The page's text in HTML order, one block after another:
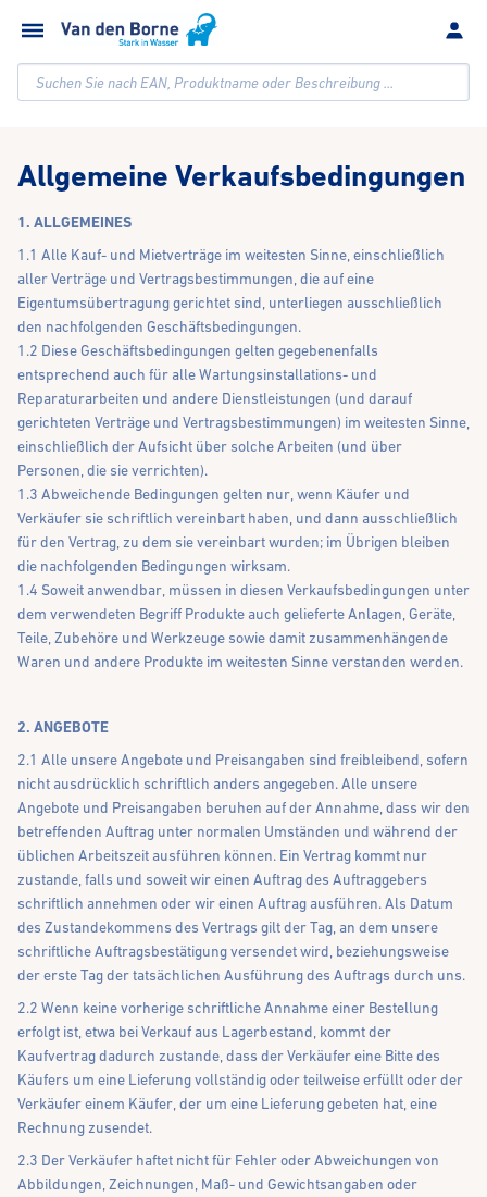
Suchen Sie nach EAN, Produktname oder Beschreibung ...
Allgemeine Verkaufsbedingungen
1. ALLGEMEINES
1.1 Alle Kauf- und Mietverträge im weitesten Sinne, einschließlich
aller Verträge und Vertragsbestimmungen, die auf eine
Eigentumsübertragung gerichtet sind, unterliegen ausschließlich
den nachfolgenden Geschäftsbedingungen.
1.2 Diese Geschäftsbedingungen gelten gegebenenfalls
entsprechend auch für alle Wartungsinstallations- und
Reparaturarbeiten und andere Dienstleistungen (und darauf
gerichteten Verträge und Vertragsbestimmungen) im weitesten Sinne,
einschließlich der Aufsicht über solche Arbeiten (und über
Personen, die sie verrichten).
1.3 Abweichende Bedingungen gelten nur, wenn Käufer und
Verkäufer sie schriftlich vereinbart haben, und dann ausschließlich
für den Vertrag, zu dem sie vereinbart wurden; im Übrigen bleiben
die nachfolgenden Bedingungen wirksam.
1.4 Soweit anwendbar, müssen in diesen Verkaufsbedingungen unter
dem verwendeten Begriff Produkte auch gelieferte Anlagen, Geräte,
Teile, Zubehöre und Werkzeuge sowie damit zusammenhängende
Waren und andere Produkte im weitesten Sinne verstanden werden.
2. ANGEBOTE
2.1 Alle unsere Angebote und Preisangaben sind freibleibend, sofern
nicht ausdrücklich schriftlich anders angegeben. Alle unsere
Angebote und Preisangaben beruhen auf der Annahme, dass wir den
betreffenden Auftrag unter normalen Umständen und während der
üblichen Arbeitszeit ausführen können. Ein Vertrag kommt nur
zustande, falls und soweit wir einen Auftrag des Auftraggebers
schriftlich annehmen oder wir einen Auftrag ausführen. Als Datum
des Zustandekommens des Vertrags gilt der Tag, an dem unsere
schriftliche Auftragsbestätigung versendet wird, beziehungsweise
der erste Tag der tatsächlichen Ausführung des Auftrags durch uns.
2.2 Wenn keine vorherige schriftliche Annahme einer Bestellung
erfolgt ist, etwa bei Verkauf aus Lagerbestand, kommt der
Kaufvertrag dadurch zustande, dass der Verkäufer eine Bitte des
Käufers um eine Lieferung vollständig oder teilweise erfüllt oder der
Verkäufer einem Käufer, der um eine Lieferung gebeten hat, eine
Rechnung zusendet.
2.3 Der Verkäufer haftet nicht für Fehler oder Abweichungen von
Abbildungen, Zeichnungen, Maß- und Gewichtsangaben oder